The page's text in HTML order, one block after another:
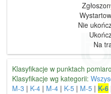
Nie
Na
Klasyfikacje w punktach
Klasyfikacje wg kategorii:
M-3 | K-4 | M-4 | K-5 | M-5 | K-6